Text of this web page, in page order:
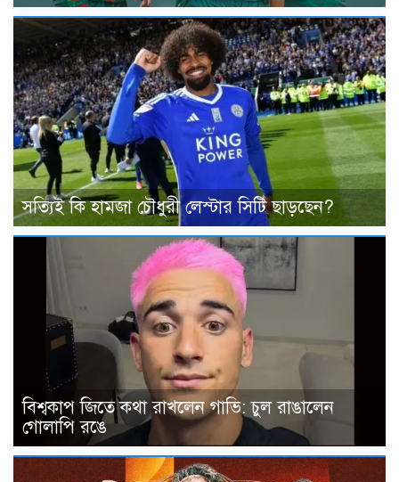
সত্যিই কি হামজা চৌধুরী লেস্টার সিটি ছাড়ছেন?
বিশ্বকাপ জিতে কথা রাখলেন গাভি: চুল রাঙালেন
গোলাপি রঙে